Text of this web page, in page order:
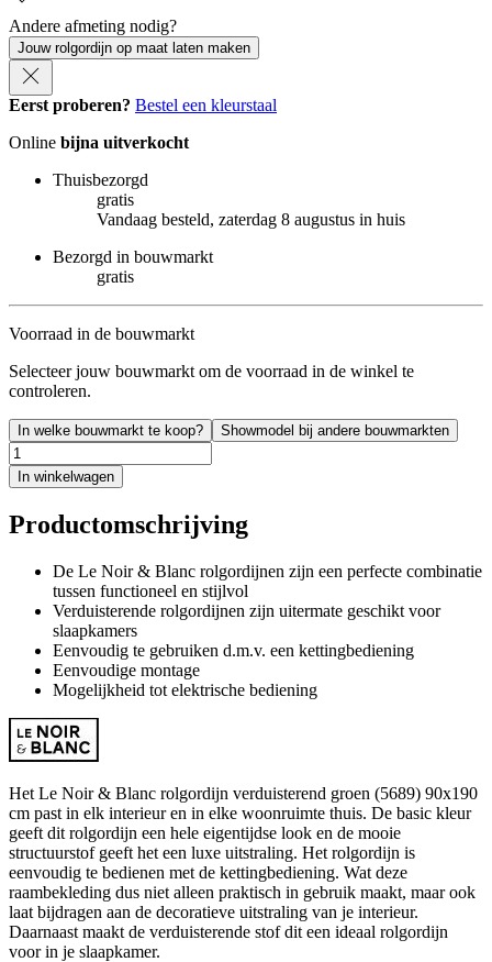
Andere afmeting nodig?
Jouw rolgordijn op maat laten maken
Eerst proberen? Bestel een kleurstaal
Online bijna uitverkocht
Thuisbezorgd
gratis
Vandaag besteld, zaterdag 8 augustus in huis
Bezorgd in bouwmarkt
gratis
Voorraad in de bouwmarkt
Selecteer jouw bouwmarkt om de voorraad in de winkel te
controleren.
In welke bouwmarkt te koop? Showmodel bij andere bouwmarkten
In winkelwagen
Productomschrijving
De Le Noir & Blanc rolgordijnen zijn een perfecte combinatie
tussen functioneel en stijlvol
Verduisterende rolgordijnen zijn uitermate geschikt voor
slaapkamers
Eenvoudig te gebruiken d.m.v. een kettingbediening
Eenvoudige montage
Mogelijkheid tot elektrische bediening
Het Le Noir & Blanc rolgordijn verduisterend groen (5689) 90x190
cm past in elk interieur en in elke woonruimte thuis. De basic kleur
geeft dit rolgordijn een hele eigentijdse look en de mooie
structuurstof geeft het een luxe uitstraling. Het rolgordijn is
eenvoudig te bedienen met de kettingbediening. Wat deze
raambekleding dus niet alleen praktisch in gebruik maakt, maar ook
laat bijdragen aan de decoratieve uitstraling van je interieur.
Daarnaast maakt de verduisterende stof dit een ideaal rolgordijn
voor in je slaapkamer.